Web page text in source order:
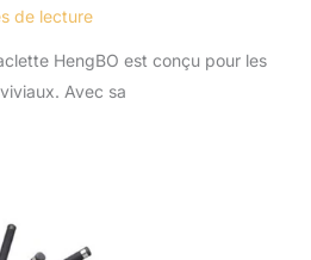
de lecture
HengBO est conçu pour les
Avec sa